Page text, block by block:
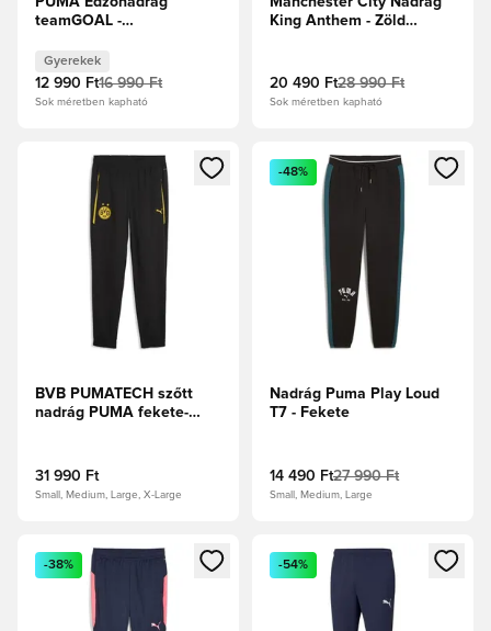
teamGOAL -
Gyerek
Gyerekek
12 990 Ft16 990 Ft
Sok méretben kapható
King Anthem - Zöld
20 490 Ft28 990 Ft
Sok méretben kapható
Megnyit egy modált a bejelentkezéshez vagy a tagként
BVB PUMATECH szőtt
nadrág PUMA fekete-
31 990 Ft
Small, Medium, Large, X-Large
Megnyit egy modált a
-48%
Nadrág Puma Play Loud
T7 - Fekete
14 490 Ft27 990 Ft
Small, Medium, Large
Megnyit egy modált a bejelentkezéshez vagy a tagként
-38%
Megnyit egy modált a
-54%